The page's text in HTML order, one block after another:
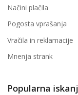
Načini plačila
Pogosta vprašanja
Vračila in reklamacije
Mnenja strank
Popularna